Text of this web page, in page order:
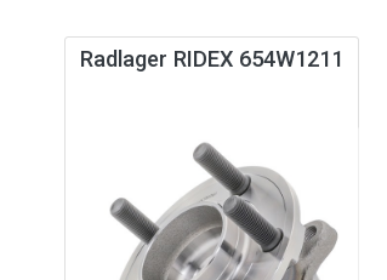
Radlager RIDEX 654W1211